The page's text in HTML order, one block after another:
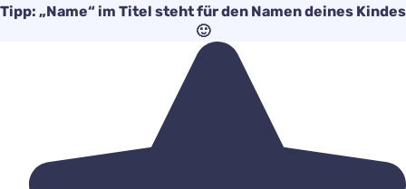
Tipp: „Name“ im Titel steht für den Namen deines Kindes
🙂